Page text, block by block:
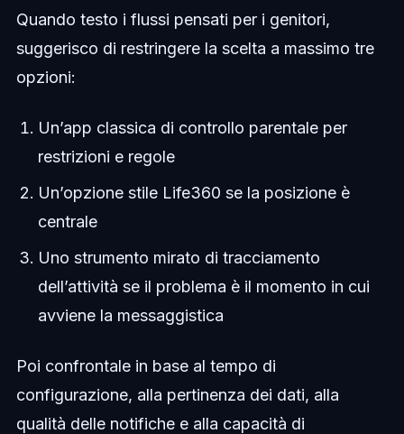
Quando testo i flussi pensati per i genitori,
suggerisco di restringere la scelta a massimo tre
opzioni:
Un’app classica di controllo parentale per
restrizioni e regole
Un’opzione stile Life360 se la posizione è
centrale
Uno strumento mirato di tracciamento
dell’attività se il problema è il momento in cui
avviene la messaggistica
Poi confrontale in base al tempo di
configurazione, alla pertinenza dei dati, alla
qualità delle notifiche e alla capacità di